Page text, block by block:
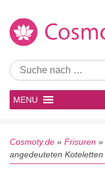
MENU
Cosmoty.de » Frisuren »
angedeuteten Koteletten